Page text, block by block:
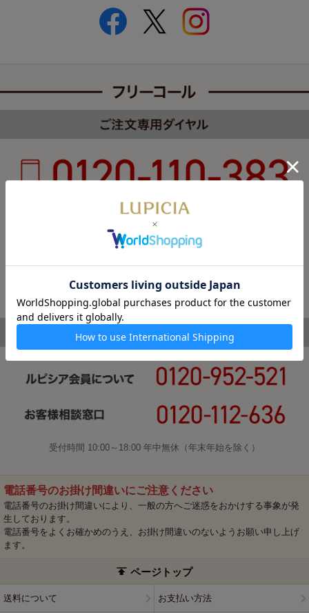
カスタマーハラスメントについて
受付時間 10:00～18:00 年中無休（年末年始を除く）
電話番号のお掛け間違いにご注意ください
電話番号のお掛け間違いにより、一般の方へご迷惑をおかけする事象が発
生しております。
電話番号をよくお確かめのうえ、お掛け間違いのないようお願い申し上げ
ます。
ページトップ
送料について お支払い方法